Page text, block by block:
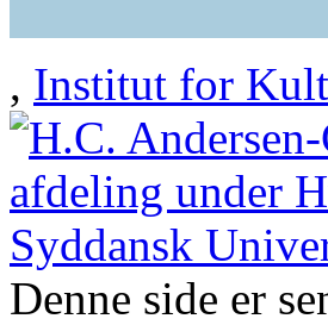
, Institut for
Denne side er